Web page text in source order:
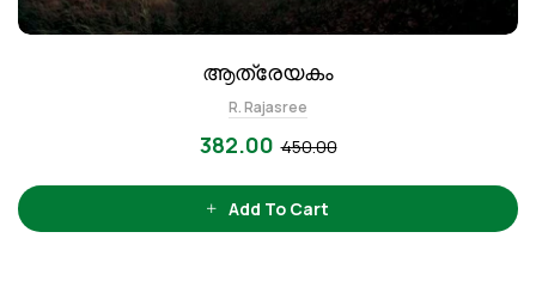
ആത്രേയകം
R. Rajasree
450.00
382.00
Add To Cart